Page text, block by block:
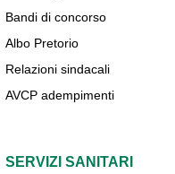
Bandi di concorso
Albo Pretorio
Relazioni sindacali
AVCP adempimenti
SERVIZI SANITARI